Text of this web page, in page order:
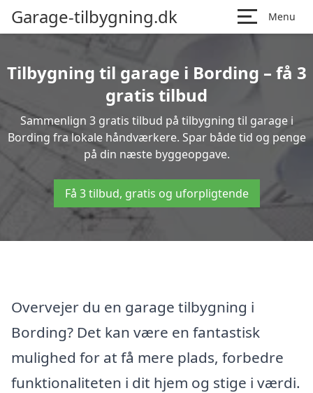
Garage-tilbygning.dk Menu
Tilbygning til garage i Bording – få 3
gratis tilbud
Sammenlign 3 gratis tilbud på tilbygning til garage i
Bording fra lokale håndværkere. Spar både tid og penge
på din næste byggeopgave.
Få 3 tilbud, gratis og uforpligtende
Overvejer du en garage tilbygning i
Bording? Det kan være en fantastisk
mulighed for at få mere plads, forbedre
funktionaliteten i dit hjem og stige i værdi.